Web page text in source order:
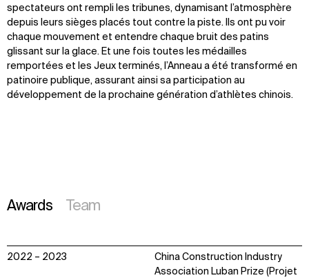
spectateurs ont rempli les tribunes, dynamisant l’atmosphère
depuis leurs sièges placés tout contre la piste. Ils ont pu voir
chaque mouvement et entendre chaque bruit des patins
glissant sur la glace. Et une fois toutes les médailles
remportées et les Jeux terminés, l’Anneau a été transformé en
patinoire publique, assurant ainsi sa participation au
développement de la prochaine génération d’athlètes chinois.
Awards Team
2022 – 2023
China Construction Industry
Association Luban Prize (Projet